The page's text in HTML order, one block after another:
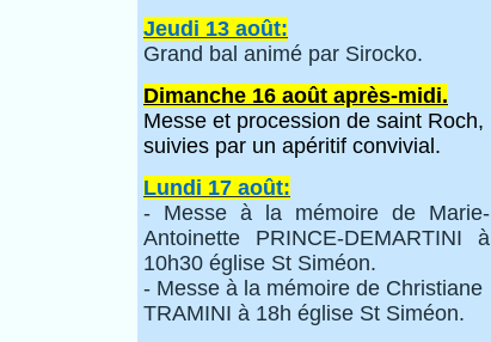
Jeudi 13 août:
Grand bal animé par Sirocko.
Dimanche 16 août après-midi.
Messe et procession de saint Roch,
suivies par un apéritif convivial.
Lundi 17 août:
- Messe à la mémoire de Marie-
Antoinette PRINCE-DEMARTINI à
10h30 église St Siméon.
- Messe à la mémoire de Christiane
TRAMINI à 18h église St Siméon.